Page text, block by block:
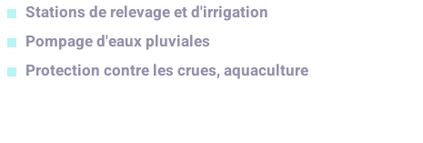
Stations de relevage et d'irrigation
Pompage d'eaux pluviales
Protection contre les crues, aquaculture